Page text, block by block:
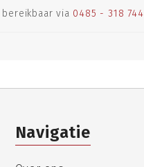
via 0485 - 318 744
Navigatie